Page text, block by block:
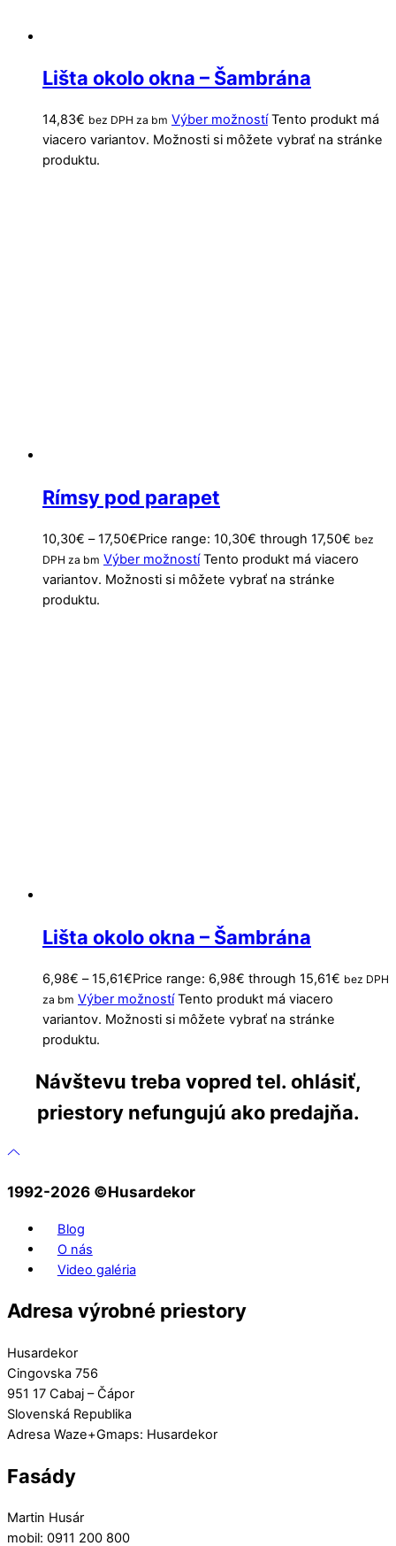
Lišta okolo okna – Šambrána
14,83€ bez DPH za bm Výber možností Tento produkt má
viacero variantov. Možnosti si môžete vybrať na stránke
produktu.
Rímsy pod parapet
10,30€ – 17,50€Price range: 10,30€ through 17,50€ bez
DPH za bm Výber možností Tento produkt má viacero
variantov. Možnosti si môžete vybrať na stránke
produktu.
Lišta okolo okna – Šambrána
6,98€ – 15,61€Price range: 6,98€ through 15,61€ bez DPH
za bm Výber možností Tento produkt má viacero
variantov. Možnosti si môžete vybrať na stránke
produktu.
Návštevu treba vopred tel. ohlásiť,
priestory nefungujú ako predajňa.
1992-2026 ©️Husardekor
Blog
O nás
Video galéria
Adresa výrobné priestory
Husardekor
Cingovska 756
951 17 Cabaj – Čápor
Slovenská Republika
Adresa Waze+Gmaps: Husardekor
Fasády
Martin Husár
mobil: 0911 200 800